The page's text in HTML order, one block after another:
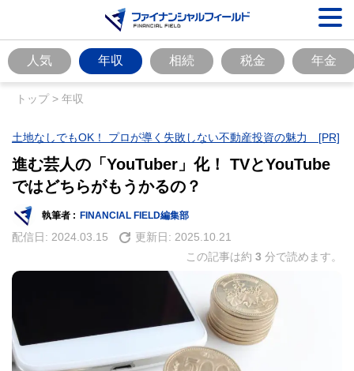
人気 年収 相続 税金 年金
トップ> 年収
土地なしでもOK！ プロが導く失敗しない不動産投資の魅力 [PR]
進む芸人の「YouTuber」化！ TVとYouTube
ではどちらがもうかるの？
執筆者 : FINANCIAL FIELD編集部
配信日: 2024.03.15 更新日: 2025.10.21
この記事は約 3 分で読めます。